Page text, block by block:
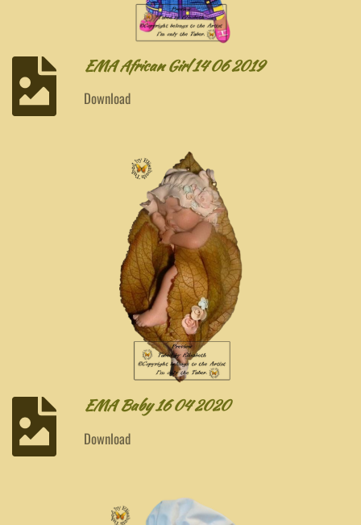
EMA African Girl 14 06 2019
Download
EMA Baby 16 04 2020
Download